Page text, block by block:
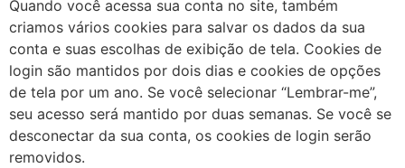
Quando você acessa sua conta no site, também
criamos vários cookies para salvar os dados da sua
conta e suas escolhas de exibição de tela. Cookies de
login são mantidos por dois dias e cookies de opções
de tela por um ano. Se você selecionar “Lembrar-me”,
seu acesso será mantido por duas semanas. Se você se
desconectar da sua conta, os cookies de login serão
removidos.